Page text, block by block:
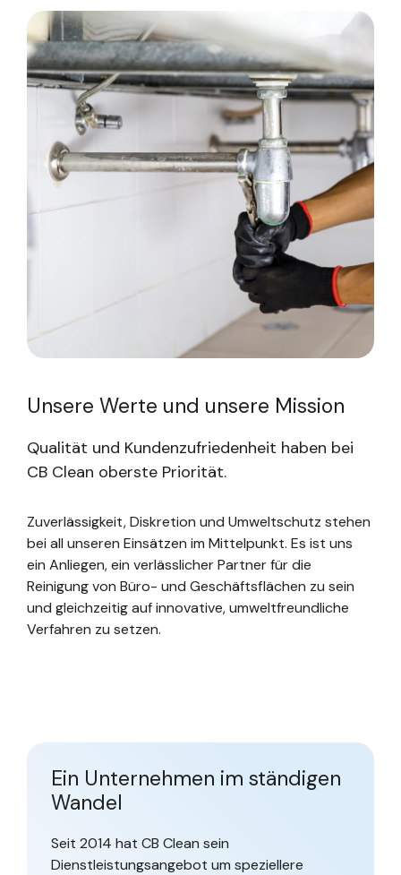
Unsere Werte und unsere Mission
Qualität und Kundenzufriedenheit haben bei
CB Clean oberste Priorität.
Zuverlässigkeit, Diskretion und Umweltschutz stehen
bei all unseren Einsätzen im Mittelpunkt. Es ist uns
ein Anliegen, ein verlässlicher Partner für die
Reinigung von Büro- und Geschäftsflächen zu sein
und gleichzeitig auf innovative, umweltfreundliche
Verfahren zu setzen.
Ein Unternehmen im ständigen
Wandel
Seit 2014 hat CB Clean sein
Dienstleistungsangebot um speziellere